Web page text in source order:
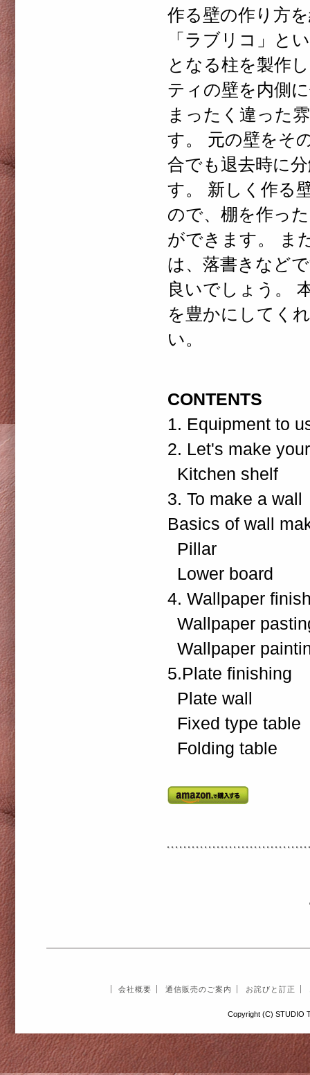
作る壁の作り方
「ラブリコ」と
となる柱を製作
ティの壁を内側
まったく違った
す。 元の壁をそ
合でも退去時に
す。 新しく作る
ので、棚を作っ
ができます。 ま
は、落書きなど
良いでしょう。
を豊かにしてく
い。
CONTENTS
1. Equipment to
2. Let's make
Kitchen shelf
3. To make a wall
Basics of wall
Pillar
Lower board
4. Wallpaper
Wallpaper
Wallpaper
5.Plate finishing
Plate wall
Fixed type table
Folding table
会社概要 通信販売のご案内 お詫びと訂正
Copyright (C) STUDIO